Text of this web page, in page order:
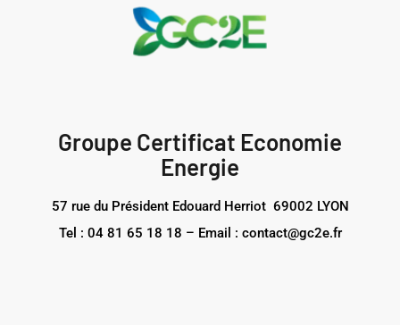
Groupe Certificat Economie
Energie
57 rue du Président Edouard Herriot 69002 LYON
Tel : 04 81 65 18 18 – Email : contact@gc2e.fr